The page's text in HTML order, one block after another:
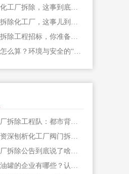
中山黄圃镇化工厂拆除，这事到底有多复杂？
上海高桥镇拆除化工厂，这事儿到底意味着什么？
长葛化工厂拆除工程招标，你准备好了吗？
这笔账到底怎么算？环境与安全的“硬道理”
青白江化工厂拆除工程队：都市背后的资深力量与安全守护者
巴洛仕集团资深刨析化工厂阀门拆除的根本技术与安全规范